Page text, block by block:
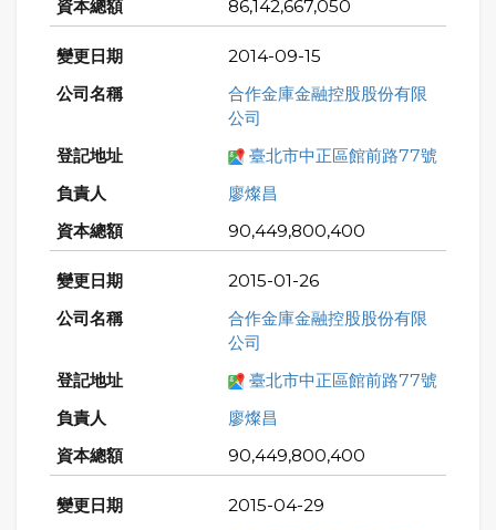
86,142,667,050
2014-09-15
合作金庫金融控股股份有限
公司
臺北市中正區館前路77號
廖燦昌
90,449,800,400
2015-01-26
合作金庫金融控股股份有限
公司
臺北市中正區館前路77號
廖燦昌
90,449,800,400
2015-04-29